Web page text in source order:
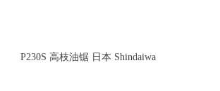
P230S 高枝油锯 日本 Shindaiwa